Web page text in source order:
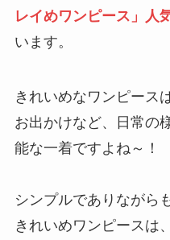
レイめワンピース」人
います。
きれいめなワンピース
お出かけなど、日常の
能な一着ですよね～！
シンプルでありながら
きれいめワンピースは、